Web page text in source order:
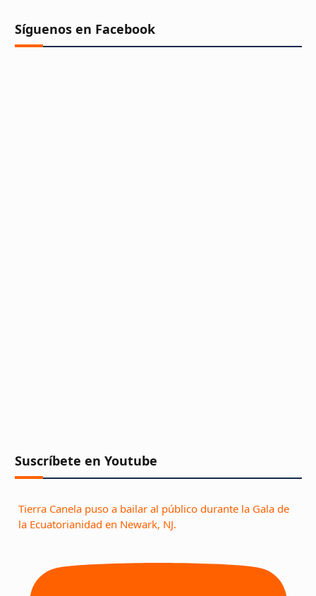
Síguenos en Facebook
Suscríbete en Youtube
Tierra Canela puso a bailar al público durante la Gala de
la Ecuatorianidad en Newark, NJ.